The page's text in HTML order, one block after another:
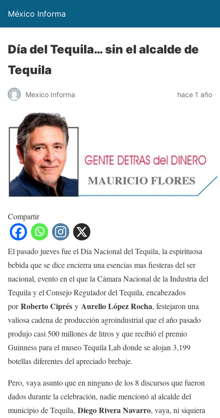
México Informa
Día del Tequila… sin el alcalde de
Tequila
Mexico Informa hace 1 año
Compartir
El pasado jueves fue el Día Nacional del Tequila, la espirituosa
bebida que se dice encierra una esencias mas fiesteras del ser
nacional, evento en el que la Cámara Nacional de la Industria del
Tequila y el Consejo Regulador del Tequila, encabezados
porRoberto Ciprés y Aurelio López Rocha, festejaron una
valiosa cadena de producción agroindustrial que el año pasado
produjo casi 500 millones de litros y que recibió el premio
Guinness para el museo Tequila Lab donde se alojan 3,199
botellas diferentes del apreciado brebaje.
Pero, vaya asunto que en ninguno de los 8 discursos que fueron
dados durante la celebración, nadie mencionó al alcalde del
municipio de Tequila, Diego Rivera Navarro, vaya, ni siquiera